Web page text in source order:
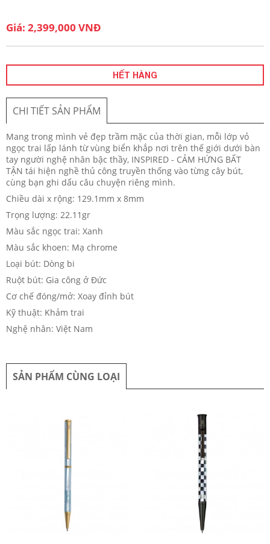
Giá: 2,399,000 VNĐ
HẾT HÀNG
CHI TIẾT SẢN PHẨM
Mang trong mình vẻ đẹp trầm mặc của thời gian, mỗi lớp vỏ
ngọc trai lấp lánh từ vùng biển khắp nơi trên thế giới dưới bàn
tay người nghệ nhân bậc thầy, INSPIRED - CẢM HỨNG BẤT
TẬN tái hiện nghề thủ công truyền thống vào từng cây bút,
cùng bạn ghi dấu câu chuyện riêng mình.
Chiều dài x rộng: 129.1mm x 8mm
Trọng lượng: 22.11gr
Màu sắc ngọc trai: Xanh
Màu sắc khoen: Mạ chrome
Loại bút: Dòng bi
Ruột bút: Gia công ở Đức
Cơ chế đóng/mở: Xoay đỉnh bút
Kỹ thuật: Khảm trai
Nghệ nhân: Việt Nam
SẢN PHẨM CÙNG LOẠI